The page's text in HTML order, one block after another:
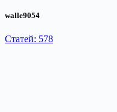
walle9054
Статей: 578